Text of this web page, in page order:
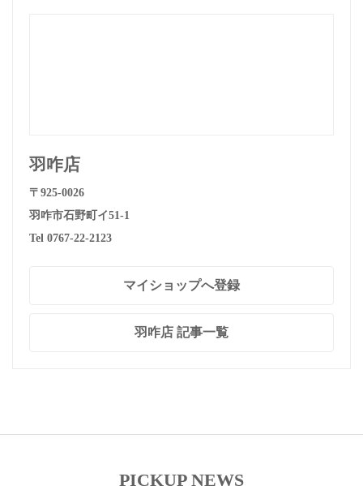
羽咋店
〒925-0026
羽咋市石野町イ51-1
Tel 0767-22-2123
マイショップへ登録
羽咋店 記事一覧
PICKUP NEWS